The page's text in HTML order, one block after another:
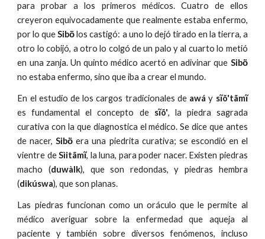
para probar a los primeros médicos. Cuatro de ellos
creyeron equivocadamente que realmente estaba enfermo,
por lo queSibö̀los castigó: a uno lo dejó tirado en la tierra, a
otro lo cobijó, a otro lo colgó de un palo y al cuarto lo metió
en una zanja. Un quinto médico acertó en adivinar que Sibö̀
no estaba enfermo, sino que iba a crear el mundo.
En el estudio de los cargos tradicionales de awá y sĩõ'tãmĩ
es fundamental el concepto de sĩõ', la piedra sagrada
curativa con la que diagnostica el médico. Se dice que antes
de nacer,Sibö̀era una piedrita curativa; se escondió en el
vientre deSìitãmĩ, la luna, para poder nacer. Existen piedras
macho (duwàlk), que son redondas, y piedras hembra
(dikúswa), que son planas.
Las piedras funcionan como un oráculo que le permite al
médico averiguar sobre la enfermedad que aqueja al
paciente y también sobre diversos fenómenos, incluso